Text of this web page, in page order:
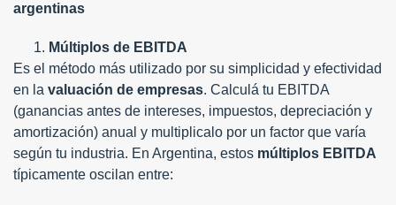
argentinas
Múltiplos de EBITDA
Es el método más utilizado por su simplicidad y efectividad
en la valuación de empresas. Calculá tu EBITDA
(ganancias antes de intereses, impuestos, depreciación y
amortización) anual y multiplicalo por un factor que varía
según tu industria. En Argentina, estos múltiplos EBITDA
típicamente oscilan entre: